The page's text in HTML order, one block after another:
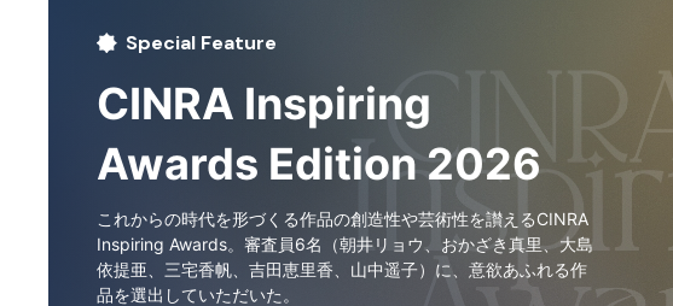
Special Feature
CINRA Inspiring
Awards Edition 2026
これからの時代を形づくる作品の創造性や芸術性を讃えるCINRA
Inspiring Awards。審査員6名（朝井リョウ、おかざき真里、大島
依提亜、三宅香帆、吉田恵里香、山中遥子）に、意欲あふれる作
品を選出していただいた。